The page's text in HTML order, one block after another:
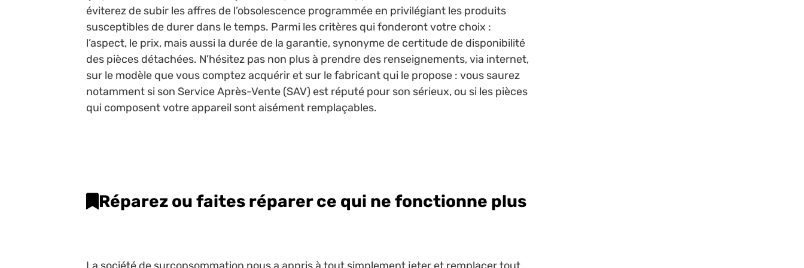
éviterez de subir les affres de l’obsolescence programmée en privilégiant les produits
susceptibles de durer dans le temps. Parmi les critères qui fonderont votre choix :
l’aspect, le prix, mais aussi la durée de la garantie, synonyme de certitude de disponibilité
des pièces détachées. N’hésitez pas non plus à prendre des renseignements, via internet,
sur le modèle que vous comptez acquérir et sur le fabricant qui le propose : vous saurez
notamment si son Service Après-Vente (SAV) est réputé pour son sérieux, ou si les pièces
qui composent votre appareil sont aisément remplaçables.
Réparez ou faites réparer ce qui ne fonctionne plus